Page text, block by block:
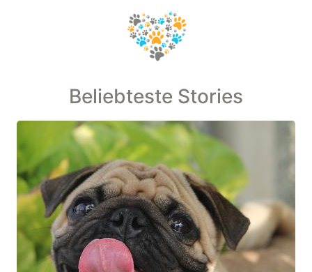
Beliebteste Stories